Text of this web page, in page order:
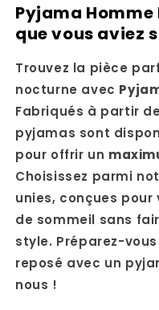
Pyjama Homme
que vous aviez
Trouvez la pièce
nocturne avec
Fabriqués à partir
pyjamas sont
pour offrir un
Choisissez parmi
unies, conçues
de sommeil sans
style. Préparez-
reposé avec un
nous !